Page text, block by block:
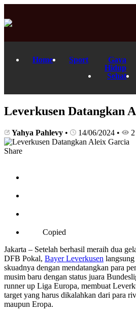
Home Sport
Gaya
Hidup
Sehat
Leverkusen Datangkan
Yahya Pahlevy • 14/06/2024 •
Share
Copied
Jakarta – Setelah berhasil meraih dua
DFB Pokal, Bayer Leverkusen
skuadnya dengan mendatangkan para
musim baru dengan status juara
runner up Liga Europa, membuat
target yang harus dikalahkan dari para
maupun Eropa.